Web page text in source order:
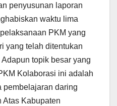
penyusunan laporan
waktu lima
PKM yang
yang telah ditentukan
topik besar yang
Kolaborasi ini adalah
pembelajaran daring
Atas Kabupaten